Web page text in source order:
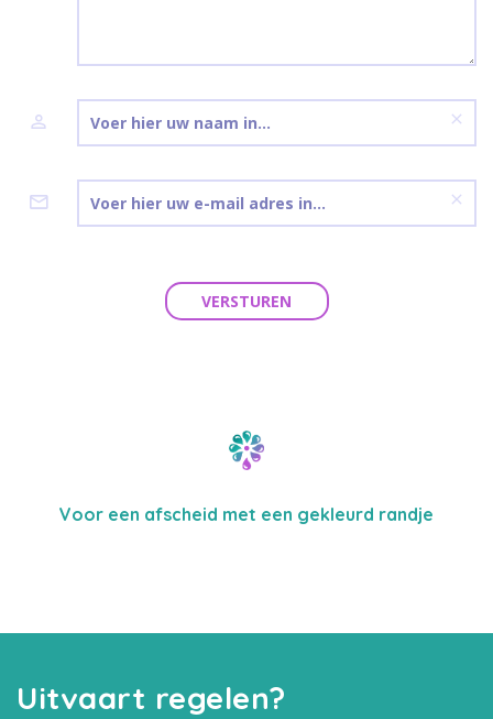
VERSTUREN
Voor een afscheid met een gekleurd randje
Uitvaart regelen?